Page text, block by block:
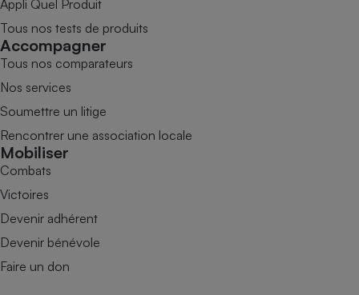
Appli Quel Produit
Tous nos tests de produits
Accompagner
Tous nos comparateurs
Nos services
Soumettre un litige
Rencontrer une association locale
Mobiliser
Combats
Victoires
Devenir adhérent
Devenir bénévole
Faire un don